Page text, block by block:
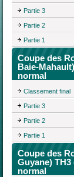
Partie 3
Partie 2
Partie 1
Coupe des
Baie-
normal
Classement final
Partie 3
Partie 2
Partie 1
Coupe des
Guyane)
normal